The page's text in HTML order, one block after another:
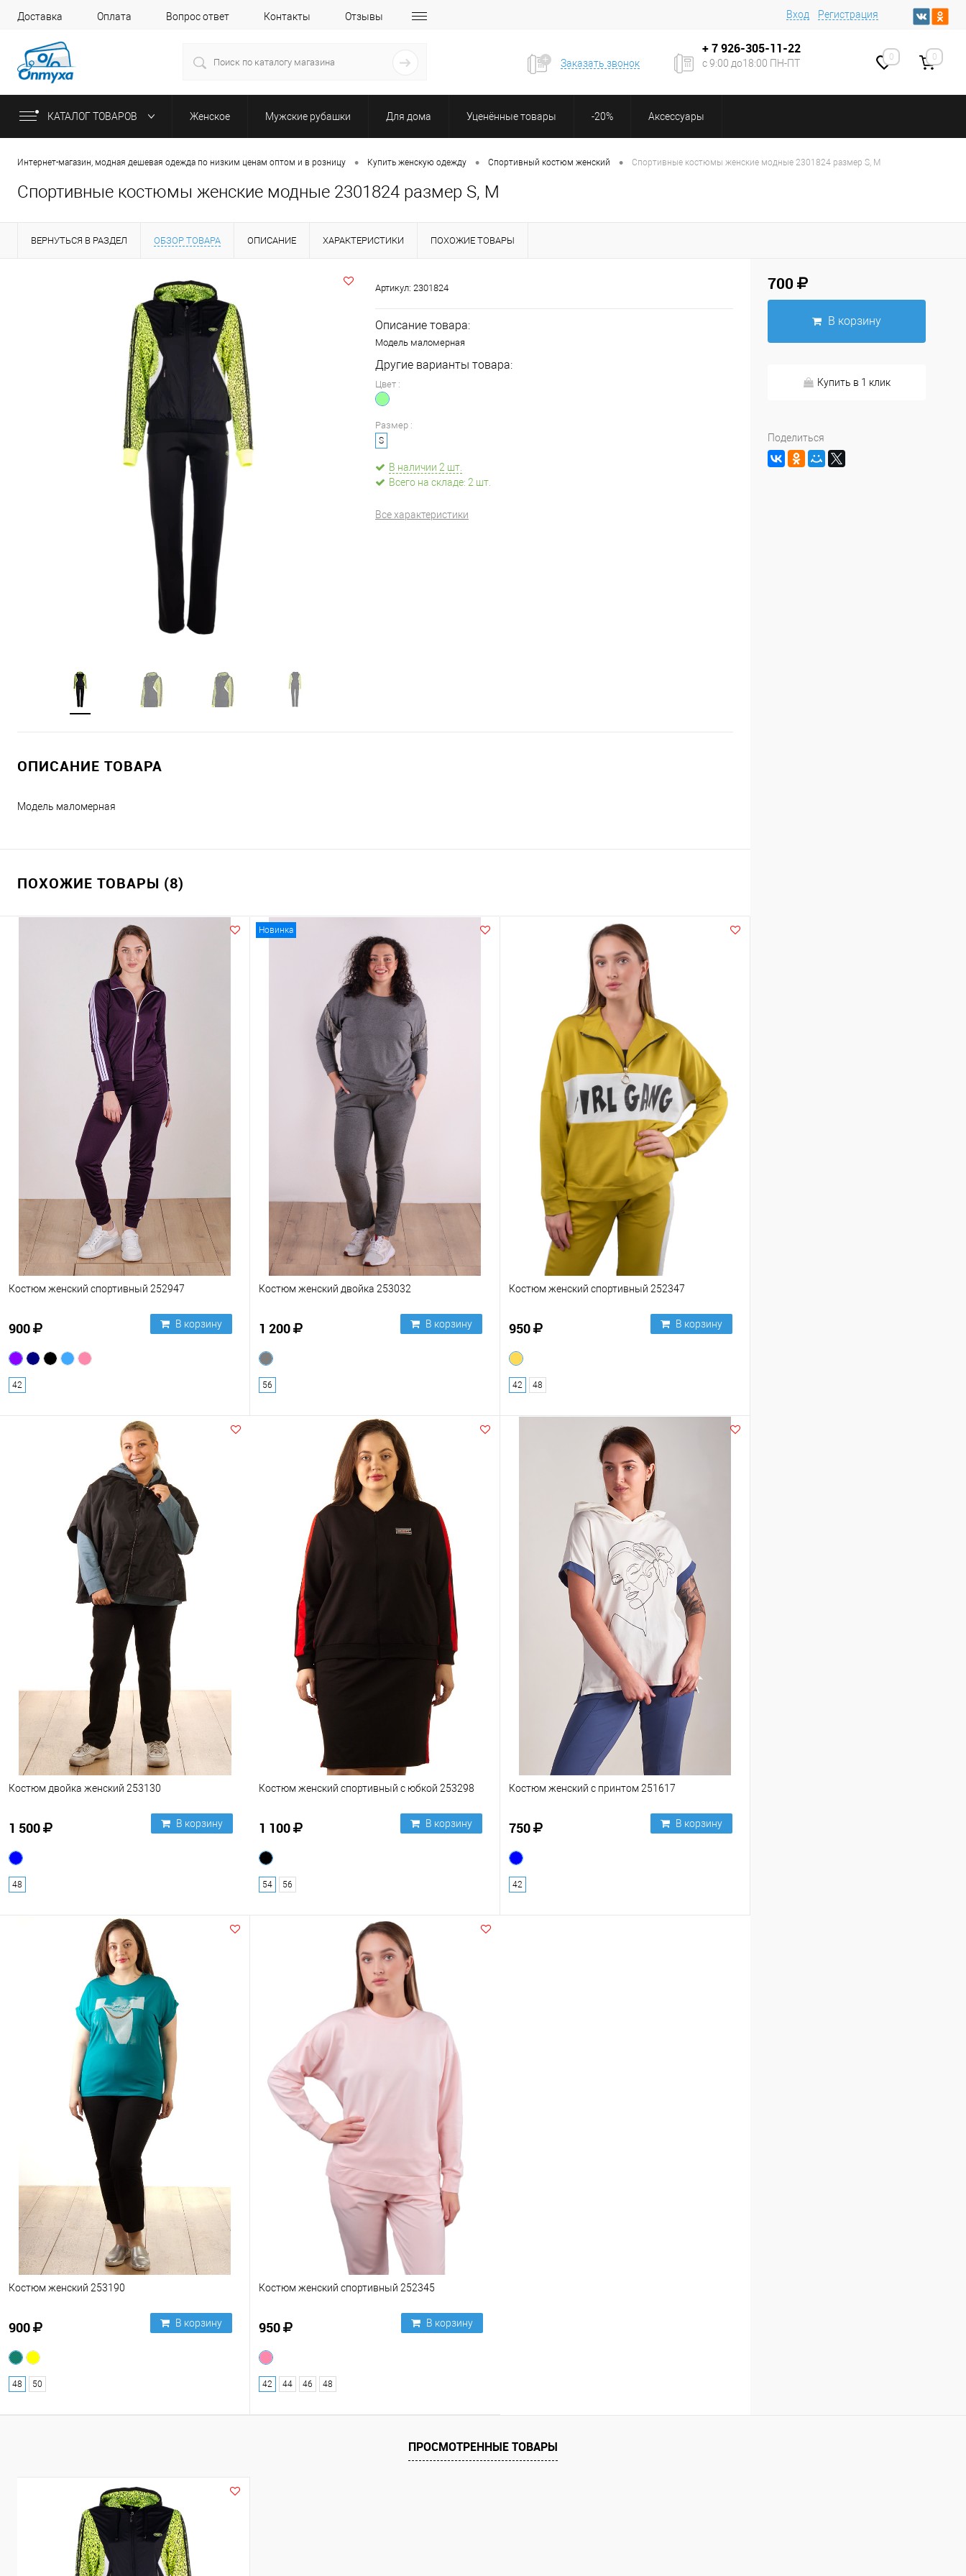
Доставка Оплата Вопрос ответ Контакты Отзывы Вход Регистрация
Заказать звонок
+ 7926-305-11-22
с 9:00 до18:00 ПН-ПТ
0 0
КАТАЛОГ ТОВАРОВ Женское Мужские рубашки Для дома Уценённые товары -20% Аксессуары
Интернет-магазин, модная дешевая одежда по низким ценам оптом и в розницу • Купить женскую одежду • Спортивный костюм женский • Спортивные костюмы женские модные 2301824 размер S, M
Спортивные костюмы женские модные 2301824 размер S, M
ВЕРНУТЬСЯ В РАЗДЕЛ ОБЗОР ТОВАРА ОПИСАНИЕ ХАРАКТЕРИСТИКИ ПОХОЖИЕ ТОВАРЫ
Артикул: 2301824
Описание товара:
Модель маломерная
Другие варианты товара:
Цвет :
Размер :
S
В наличии 2 шт.
Всего на складе: 2 шт.
Все характеристики
ОПИСАНИЕ ТОВАРА
Модель маломерная
ПОХОЖИЕ ТОВАРЫ (8)
Костюм женский спортивный 252947
900 В корзину
42
Новинка
Костюм женский двойка 253032
1 200 В корзину
56
Костюм женский спортивный 252347
950 В корзину
42 48
Костюм двойка женский 253130
1 500 В корзину
48
Костюм женский спортивный с юбкой 253298
1 100 В корзину
54 56
Костюм женский с принтом 251617
750 В корзину
42
Костюм женский 253190
900 В корзину
48 50
Костюм женский спортивный 252345
950 В корзину
42 44 46 48
700
В корзину
Купить в 1 клик
Поделиться
ПРОСМОТРЕННЫЕ ТОВАРЫ